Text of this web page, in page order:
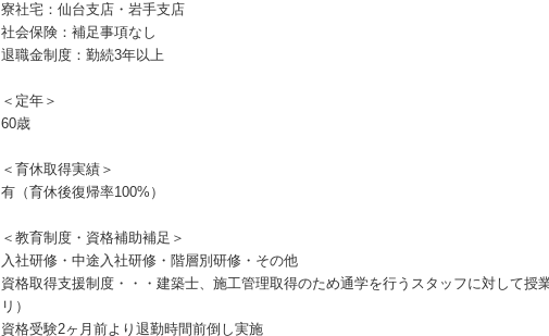
寮社宅：仙台支店・岩手支店
社会保険：補足事項なし
退職金制度：勤続3年以上
＜定年＞
60歳
＜育休取得実績＞
有（育休後復帰率100%）
＜教育制度・資格補助補足＞
入社研修・中途入社研修・階層別研修・その他
資格取得支援制度・・・建築士、施工管理取得のため通学を行うスタッフに対して授
リ）
資格受験2ヶ月前より退勤時間前倒し実施